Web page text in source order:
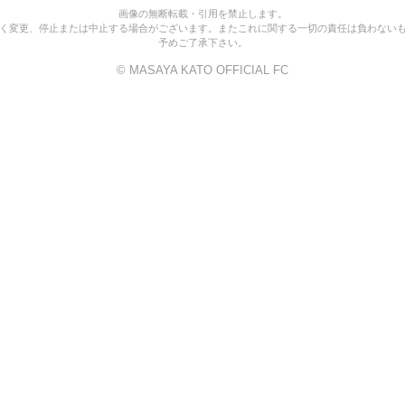
画像の無断転載・引用を禁止します。
変更、停止または中止する場合がございます。またこれに関する一切の責任は負わないも
予めご了承下さい。
© MASAYA KATO OFFICIAL FC